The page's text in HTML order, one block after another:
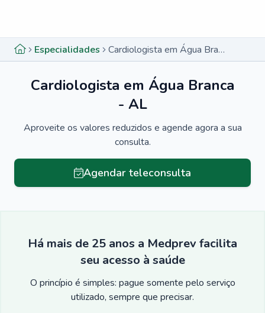
Especialidades Cardiologista em Água Branca - AL
Cardiologista em Água Branca
- AL
Aproveite os valores reduzidos e agende agora a sua
consulta.
Agendar teleconsulta
Há mais de 25 anos a Medprev facilita
seu acesso à saúde
O princípio é simples: pague somente pelo serviço
utilizado, sempre que precisar.